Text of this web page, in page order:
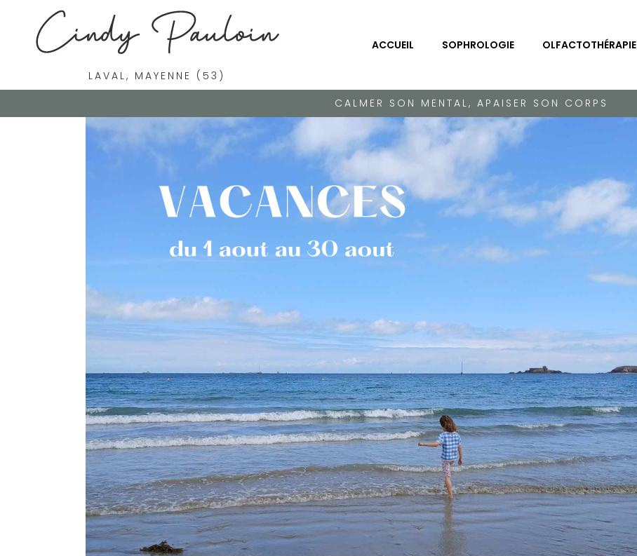
LAVAL, MAYENNE (53)
ACCUEIL SOPHROLOGIE OLFACTOTHÉRAPIE
CALMER SON MENTAL, APAISER SON CORPS